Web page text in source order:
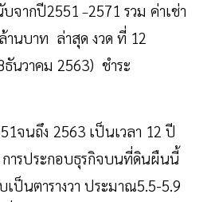
จากปี2551 –2571 รวม ค่าเช่า
นบาท ล่าสุด งวด ที่ 12
นวาคม 2563) ชำระ
จนถึง 2563 เป็นเวลา 12 ปี
การประกอบธุรกิจบนที่ดินผืนนี้
ป็นตารางวา ประมาณ5.5-5.9